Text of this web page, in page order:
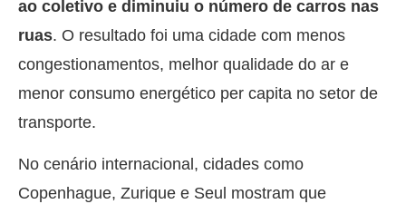
ao coletivo e diminuiu o número de carros nas
ruas. O resultado foi uma cidade com menos
congestionamentos, melhor qualidade do ar e
menor consumo energético per capita no setor de
transporte.
No cenário internacional, cidades como
Copenhague, Zurique e Seul mostram que